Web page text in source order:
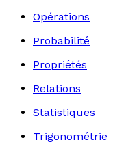
Opérations
Probabilité
Propriétés
Relations
Statistiques
Trigonométrie